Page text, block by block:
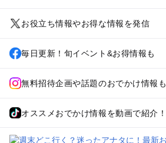
お役立ち情報やお得な情報を発信
毎日更新！旬イベント&お得情報も
無料招待企画や話題のおでかけ情報も
オススメおでかけ情報を動画で紹介！